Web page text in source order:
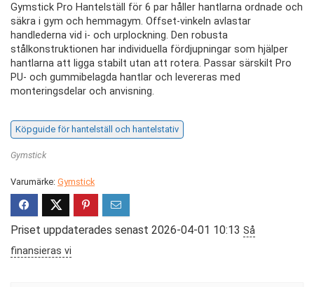
priset
var:
3990 kr.
priset
är:
3609 kr.
Gymstick Pro Hantelställ för 6 par håller hantlarna ordnade och
säkra i gym och hemmagym. Offset-vinkeln avlastar
handlederna vid i- och urplockning. Den robusta
stålkonstruktionen har individuella fördjupningar som hjälper
hantlarna att ligga stabilt utan att rotera. Passar särskilt Pro
PU- och gummibelagda hantlar och levereras med
monteringsdelar och anvisning.
Köpguide för hantelställ och hantelstativ
Gymstick
Varumärke: Gymstick
Priset uppdaterades senast 2026-04-01 10:13 Så
finansieras vi